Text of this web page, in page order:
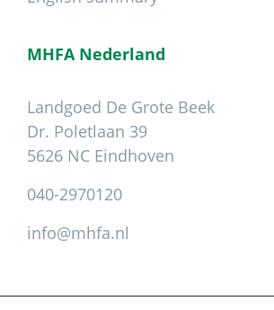
MHFA Nederland
Landgoed De Grote Beek
Dr. Poletlaan 39
5626 NC Eindhoven
040-2970120
info@mhfa.nl